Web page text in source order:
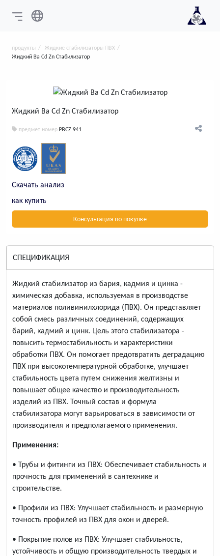
продукты
Жидкие стабилизаторы ПВХ
Жидкий Ba Cd Zn Стабилизатор
Жидкий Ba Cd Zn Стабилизатор
предмет номер PBCZ 941
Скачать анализ
как купить
Консультация по покупке
СПЕЦИФИКАЦИЯ
Жидкий стабилизатор из бария, кадмия и цинка -
химическая добавка, используемая в производстве
материалов поливинилхлорида (ПВХ). Он представляет
собой смесь различных соединений, содержащих
барий, кадмий и цинк. Цель этого стабилизатора -
повысить термостабильность и характеристики
обработки ПВХ. Он помогает предотвратить деградацию
ПВХ при высокотемпературной обработке, улучшает
стабильность цвета путем снижения желтизны и
повышает общее качество и производительность
изделий из ПВХ. Точный состав и формула
стабилизатора могут варьироваться в зависимости от
производителя и предполагаемого применения.
Применения:
• Трубы и фитинги из ПВХ: Обеспечивает стабильность и
прочность для применений в сантехнике и
строительстве.
• Профили из ПВХ: Улучшает стабильность и размерную
точность профилей из ПВХ для окон и дверей.
• Покрытие полов из ПВХ: Улучшает стабильность,
устойчивость и общую производительность твердых и